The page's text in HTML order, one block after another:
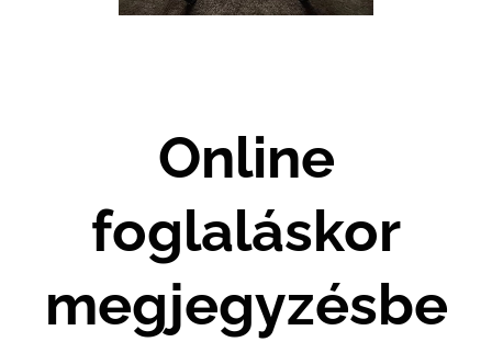
Online
foglaláskor
megjegyzésbe